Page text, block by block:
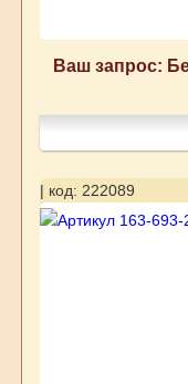
Ваш запрос:
| код: 222089